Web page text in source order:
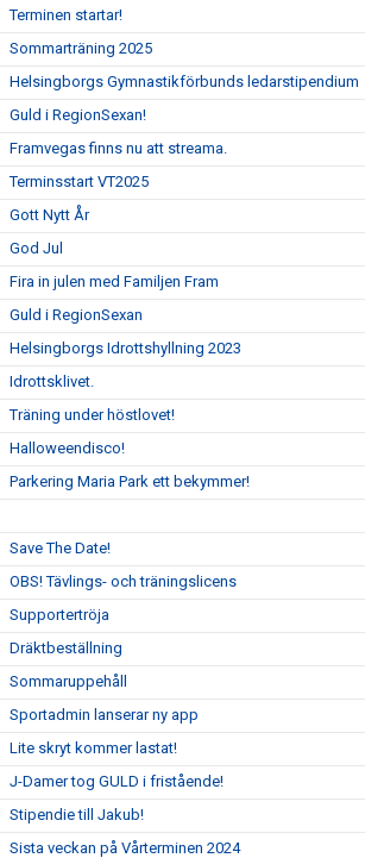
Terminen startar!
Sommarträning 2025
Helsingborgs Gymnastikförbunds ledarstipendium
Guld i RegionSexan!
Framvegas finns nu att streama.
Terminsstart VT2025
Gott Nytt År
God Jul
Fira in julen med Familjen Fram
Guld i RegionSexan
Helsingborgs Idrottshyllning 2023
Idrottsklivet.
Träning under höstlovet!
Halloweendisco!
Parkering Maria Park ett bekymmer!
Save The Date!
OBS! Tävlings- och träningslicens
Supportertröja
Dräktbeställning
Sommaruppehåll
Sportadmin lanserar ny app
Lite skryt kommer lastat!
J-Damer tog GULD i fristående!
Stipendie till Jakub!
Sista veckan på Vårterminen 2024